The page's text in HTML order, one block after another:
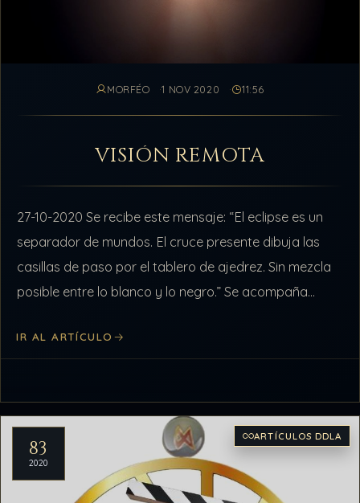
MORFÉO 1 NOV 2020 11:56
VISIÓN REMOTA
27-10-2020 Se recibe este mensaje: “El eclipse es un
separador de mundos. El cruce presente dibuja las
casillas de paso por el tablero de ajedrez. Sin mezcla
posible entre lo blanco y lo negro.” Se acompaña…
IR AL ARTÍCULO
83
2020
ARTÍCULOS DDLA